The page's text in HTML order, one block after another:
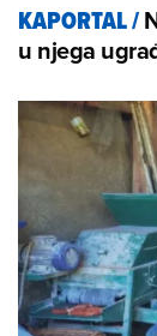
KAPORTAL/
u njega